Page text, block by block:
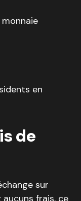
en
de
sur
aucuns frais, ce